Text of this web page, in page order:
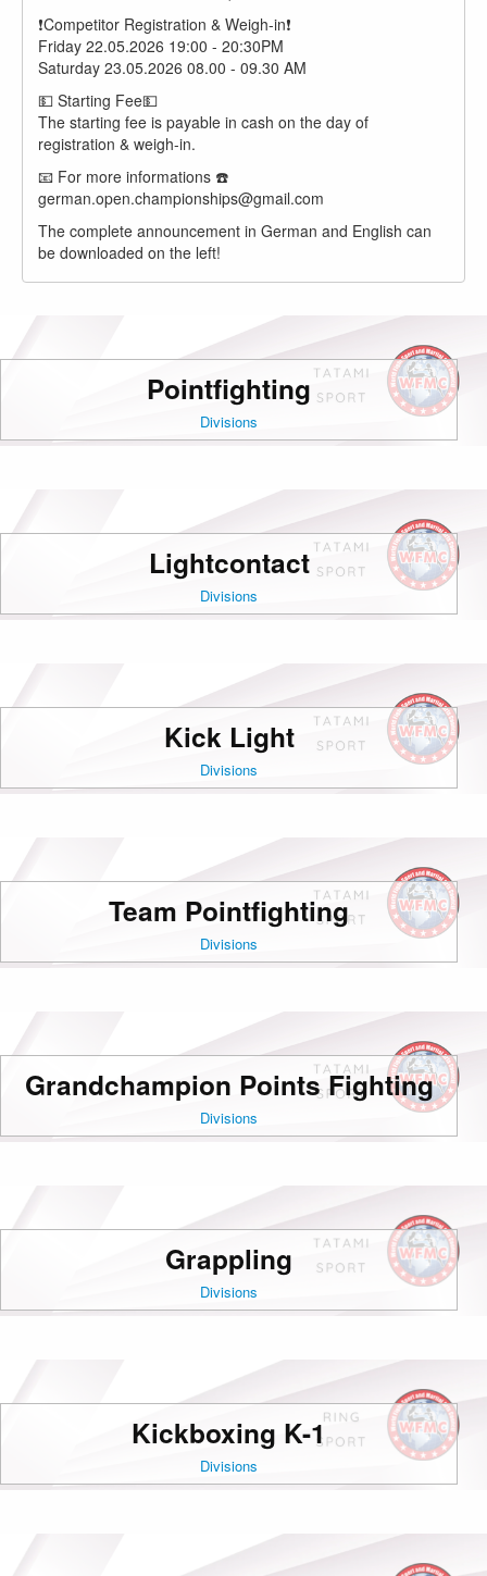
❗️Competitor Registration & Weigh-in❗️
Friday 22.05.2026 19:00 - 20:30PM
Saturday 23.05.2026 08.00 - 09.30 AM
💵 Starting Fee💵
The starting fee is payable in cash on the day of
registration & weigh-in.
📧 For more informations ☎️
german.open.championships@gmail.com
The complete announcement in German and English can
be downloaded on the left!
Pointfighting
Divisions
Lightcontact
Divisions
Kick Light
Divisions
Team Pointfighting
Divisions
Grandchampion Points Fighting
Divisions
Grappling
Divisions
Kickboxing K-1
Divisions